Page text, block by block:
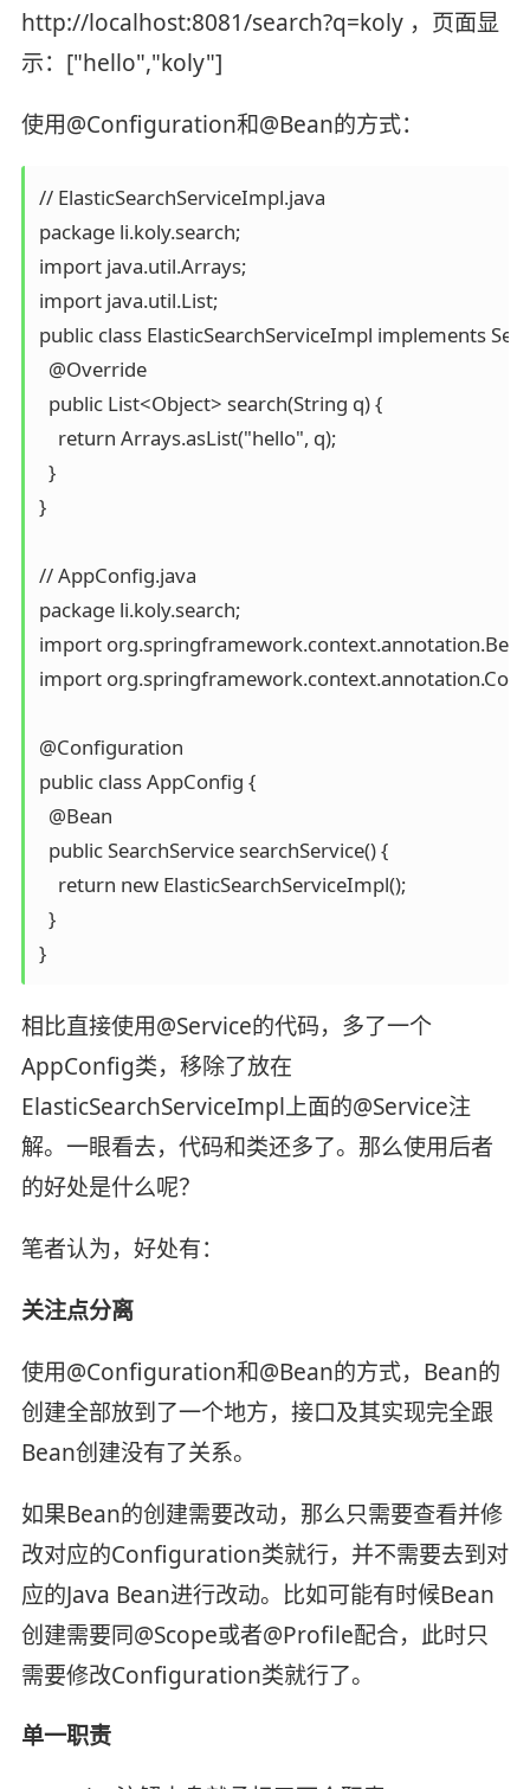
http://localhost:8081/search?q=koly ，页面显
示：["hello","koly"]
使用@Configuration和@Bean的方式：
// ElasticSearchServiceImpl.java
package li.koly.search;
import java.util.Arrays;
import java.util.List;
public class ElasticSearchServiceImpl implements
  @Override
  public List<Object> search(String q) {
    return Arrays.asList("hello", q);
  }
}
// AppConfig.java
package li.koly.search;
import
import
@Configuration
public class AppConfig {
  @Bean
  public SearchService searchService() {
    return new ElasticSearchServiceImpl();
  }
}
相比直接使用@Service的代码，多了一个
AppConfig类，移除了放在
ElasticSearchServiceImpl上面的@Service注
解。一眼看去，代码和类还多了。那么使用后者
的好处是什么呢？
笔者认为，好处有：
关注点分离
使用@Configuration和@Bean的方式，Bean的
创建全部放到了一个地方，接口及其实现完全跟
Bean创建没有了关系。
如果Bean的创建需要改动，那么只需要查看并修
改对应的Configuration类就行，并不需要去到对
应的Java Bean进行改动。比如可能有时候Bean
创建需要同@Scope或者@Profile配合，此时只
需要修改Configuration类就行了。
单一职责